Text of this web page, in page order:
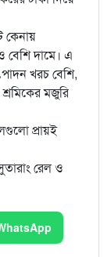
কেনায়
বেশি দামে। এ
খরচ বেশি,
মজুরি
প্রায়ই
রেল ও